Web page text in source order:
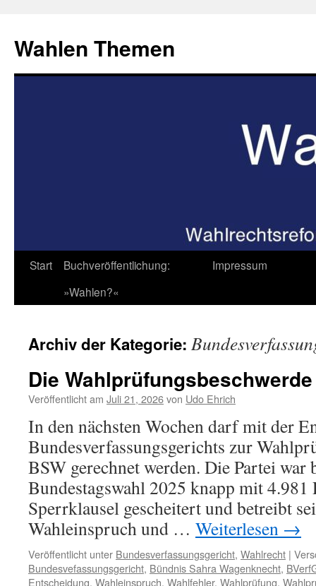
springen
Wahlen Themen
Start
Buchveröffentlichung:
»Wahlen?«
Impressum
Archiv der Kategorie:
Die
Veröffentlicht am Juli 21, 2026von Udo Ehrich
In den nächsten Wochen darf mit der
Bundesverfassungsgerichts zur
BSW gerechnet werden. Die Partei war
Bundestagswahl 2025 knapp mit 4.981
Sperrklausel gescheitert und betreibt
Wahleinspruch und … Weiterlesen →
Veröffentlicht unter Bundesverfassungsgericht, Wahlrecht |
Bundesvefassungsgericht, Bündnis Sahra Wagenknecht,
Entscheidung, Wahleinspruch, Wahlfehler, Wahlprüfung,